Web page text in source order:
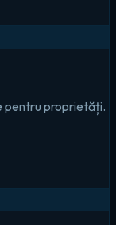
pentru proprietăți.